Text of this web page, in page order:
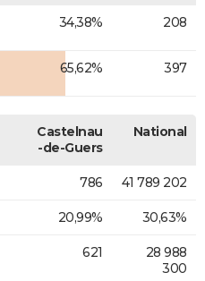
34,38% 208
65,62% 397
Castelnau
-de-Guers
National
786 41 789 202
20,99% 30,63%
621
28 988
300